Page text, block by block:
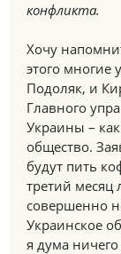
конфликта.
Хочу
этого многие
Подоляк, и
Главного
Украины –
общество.
будут пить
третий
совершенно
Украинское
я дума